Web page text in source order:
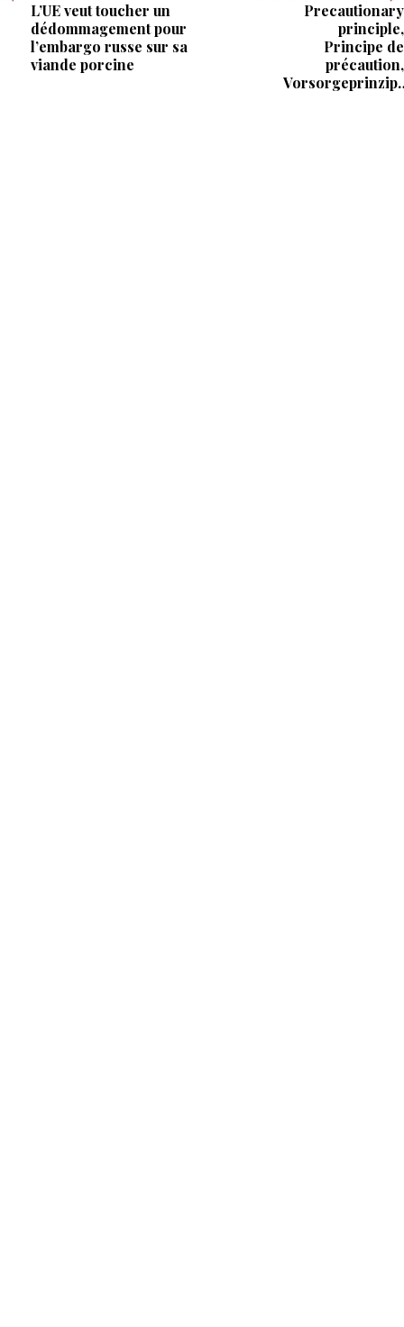
L’UE veut toucher un
dédommagement pour
l’embargo russe sur sa
viande porcine
Precautionary
principle,
Principe de
précaution,